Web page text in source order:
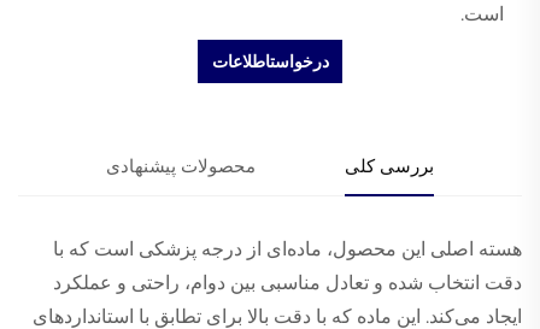
است.
درخواستاطلاعات
بررسی کلی محصولات پیشنهادی
هسته اصلی این محصول، ماده‌ای از درجه پزشکی است که با
دقت انتخاب شده و تعادل مناسبی بین دوام، راحتی و عملکرد
ایجاد می‌کند. این ماده که با دقت بالا برای تطابق با استانداردهای